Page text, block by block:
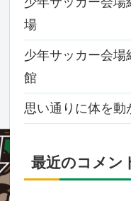
場
少年サッカー会
館
思い通りに体を動
最近のコメン